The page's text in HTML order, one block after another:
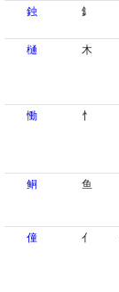
鉵 釒
樋
木
慟
忄
鲖
鱼
僮
亻